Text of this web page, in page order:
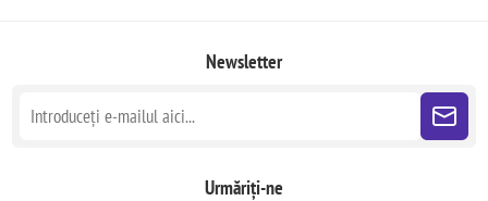
Newsletter
Urmăriți-ne